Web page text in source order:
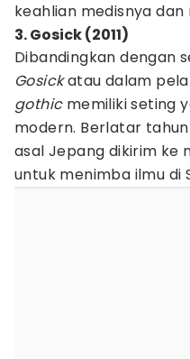
keahlian medisnya
3. Gosick (2011)
Dibandingkan dengan
Gosickatau dalam
gothicmemiliki seting
modern. Berlatar tahun
asal Jepang dikirim ke
untuk menimba ilmu di